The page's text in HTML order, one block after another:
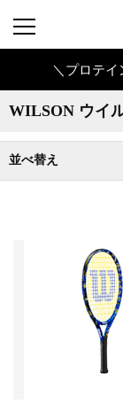
＼プロテ
WILSON ウイ
並べ替え